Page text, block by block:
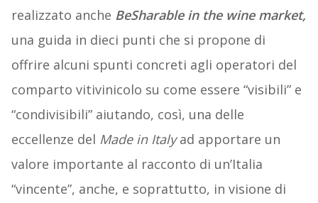
realizzato anche BeSharable in the wine market,
una guida in dieci punti che si propone di
offrire alcuni spunti concreti agli operatori del
comparto vitivinicolo su come essere “visibili” e
“condivisibili” aiutando, così, una delle
eccellenze del Made in Italyad apportare un
valore importante al racconto di un’Italia
“vincente”, anche, e soprattutto, in visione di